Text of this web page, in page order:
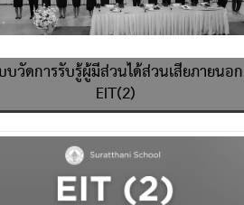
วัดการรับรู้ผู้มีส่วนได้ส่วนเสียภายนอก
EIT(2)